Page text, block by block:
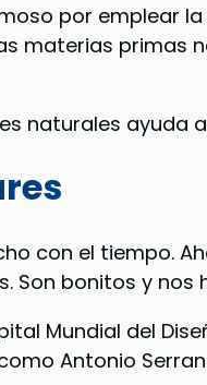
por emplear
materias primas
naturales ayuda
con el tiempo.
Son bonitos y
Mundial del
Antonio